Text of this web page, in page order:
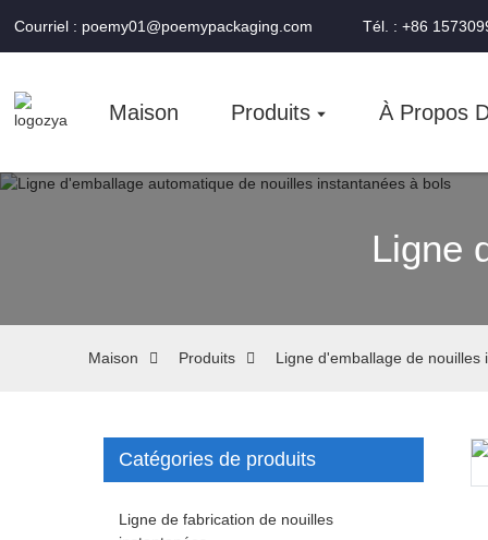
Courriel : poemy01@poemypackaging.com Tél. : +86
Maison Produits À Propos
Ligne
Maison Produits Ligne d'emballage de nouilles
Catégories de produits
Ligne de fabrication de nouilles
Loading...
Loading...